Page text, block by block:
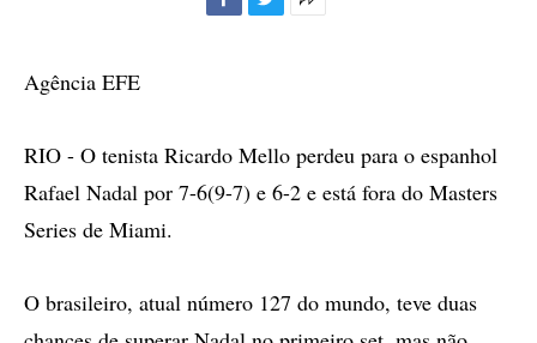
Agência EFE
RIO - O tenista Ricardo Mello perdeu para o espanhol
Rafael Nadal por 7-6(9-7) e 6-2 e está fora do Masters
Series de Miami.
O brasileiro, atual número 127 do mundo, teve duas